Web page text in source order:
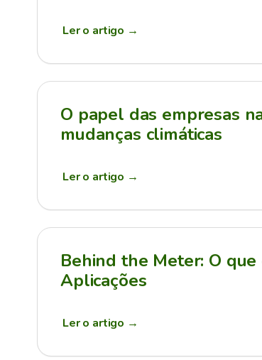
Ler o artigo →
O papel das empresas
mudanças climáticas
Ler o artigo →
Behind the Meter: O que
Aplicações
Ler o artigo →